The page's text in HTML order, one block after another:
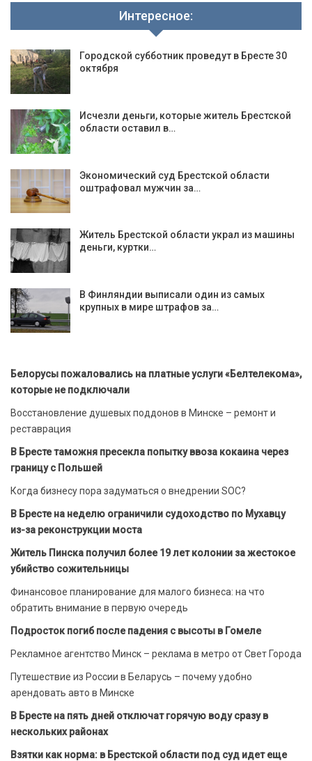
Интересное:
Городской субботник проведут в Бресте 30
октября
Исчезли деньги, которые житель Брестской
области оставил в…
Экономический суд Брестской области
оштрафовал мужчин за…
Житель Брестской области украл из машины
деньги, куртки…
В Финляндии выписали один из самых
крупных в мире штрафов за…
Белорусы пожаловались на платные услуги «Белтелекома»,
которые не подключали
Восстановление душевых поддонов в Минске – ремонт и
реставрация
В Бресте таможня пресекла попытку ввоза кокаина через
границу с Польшей
Когда бизнесу пора задуматься о внедрении SOC?
В Бресте на неделю ограничили судоходство по Мухавцу
из-за реконструкции моста
Житель Пинска получил более 19 лет колонии за жестокое
убийство сожительницы
Финансовое планирование для малого бизнеса: на что
обратить внимание в первую очередь
Подросток погиб после падения с высоты в Гомеле
Рекламное агентство Минск – реклама в метро от Свет Города
Путешествие из России в Беларусь – почему удобно
арендовать авто в Минске
В Бресте на пять дней отключат горячую воду сразу в
нескольких районах
Взятки как норма: в Брестской области под суд идет еще